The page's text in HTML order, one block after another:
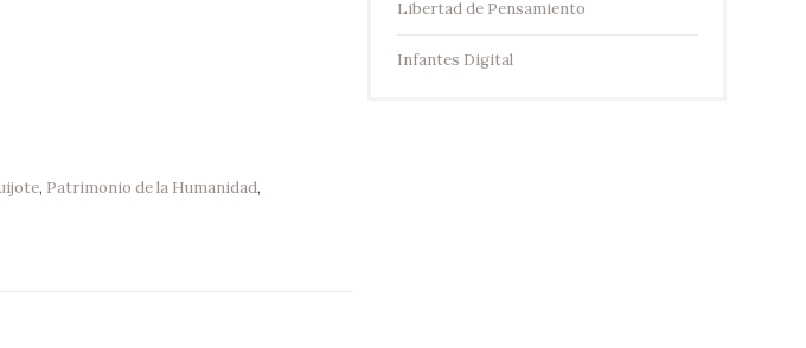
, Patrimonio de la Humanidad,
Libertad de Pensamiento
Infantes Digital